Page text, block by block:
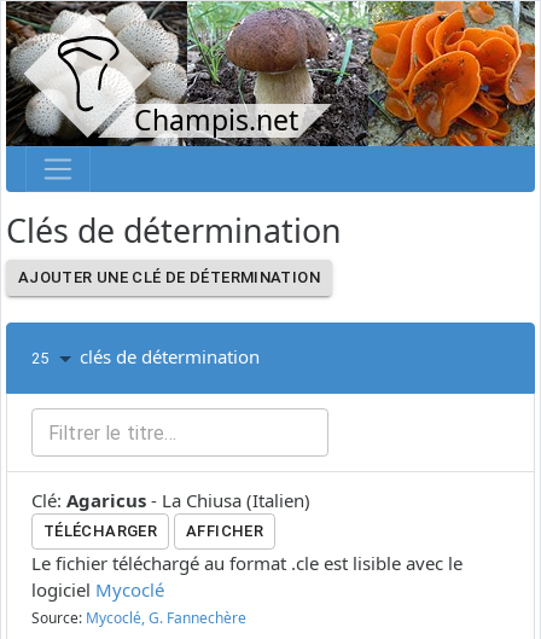
Champis.net
Clés de détermination
AJOUTER UNE CLÉ DE DÉTERMINATION
25 clés de détermination
Clé: Agaricus - La Chiusa (Italien)
TÉLÉCHARGER AFFICHER
Le fichier téléchargé au format .cle est lisible avec le
logiciel Mycoclé
Source: Mycoclé, G. Fannechère